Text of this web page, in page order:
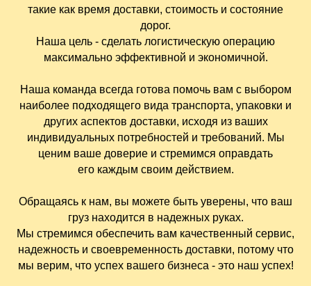
такие как время доставки, стоимость и состояние
дорог.
Наша цель - сделать логистическую операцию
максимально эффективной и экономичной.
Наша команда всегда готова помочь вам с выбором
наиболее подходящего вида транспорта, упаковки и
других аспектов доставки, исходя из ваших
индивидуальных потребностей и требований. Мы
ценим ваше доверие и стремимся оправдать
его каждым своим действием.
Обращаясь к нам, вы можете быть уверены, что ваш
груз находится в надежных руках.
Мы стремимся обеспечить вам качественный сервис,
надежность и своевременность доставки, потому что
мы верим, что успех вашего бизнеса - это наш успех!